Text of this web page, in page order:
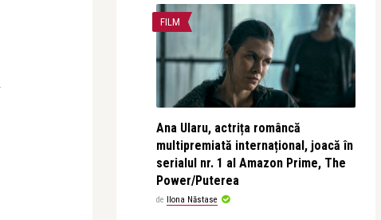
FILM
Ana Ularu, actrița româncă
multipremiată internațional, joacă în
serialul nr. 1 al Amazon Prime, The
Power/Puterea
de Ilona Năstase